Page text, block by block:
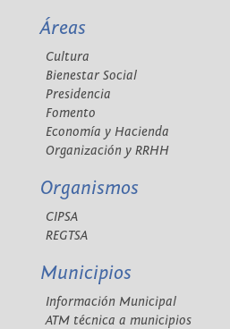
Áreas
Cultura
Bienestar Social
Presidencia
Fomento
Economía y Hacienda
Organización y RRHH
Organismos
CIPSA
REGTSA
Municipios
Información Municipal
ATM técnica a municipios